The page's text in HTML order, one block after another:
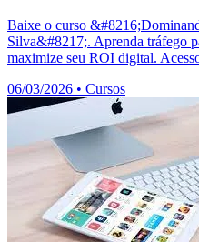
Baixe o curso
Silva&#8217;. Aprenda tráfego
maximize seu ROI digital.
06/03/2026 • Cursos